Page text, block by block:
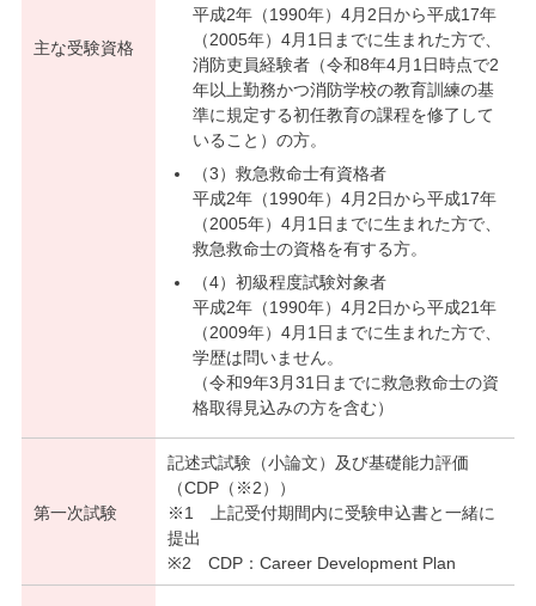
主な受験資格
平成2年（1990年）4月2日から平成17年
（2005年）4月1日までに生まれた方で、
消防吏員経験者（令和8年4月1日時点で2
年以上勤務かつ消防学校の教育訓練の基
準に規定する初任教育の課程を修了して
いること）の方。
（3）救急救命士有資格者
平成2年（1990年）4月2日から平成17年
（2005年）4月1日までに生まれた方で、
救急救命士の資格を有する方。
（4）初級程度試験対象者
平成2年（1990年）4月2日から平成21年
（2009年）4月1日までに生まれた方で、
学歴は問いません。
（令和9年3月31日までに救急救命士の資
格取得見込みの方を含む）
第一次試験
記述式試験（小論文）及び基礎能力評価
（CDP（※2））
※1 上記受付期間内に受験申込書と一緒に
提出
※2 CDP：Career Development Plan